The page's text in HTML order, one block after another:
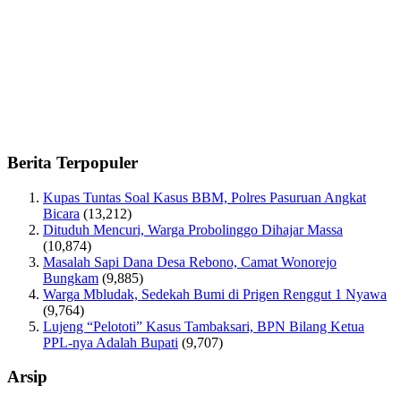
Berita Terpopuler
Kupas Tuntas Soal Kasus BBM, Polres Pasuruan Angkat
Bicara (13,212)
Dituduh Mencuri, Warga Probolinggo Dihajar Massa
(10,874)
Masalah Sapi Dana Desa Rebono, Camat Wonorejo
Bungkam (9,885)
Warga Mbludak, Sedekah Bumi di Prigen Renggut 1 Nyawa
(9,764)
Lujeng “Pelototi” Kasus Tambaksari, BPN Bilang Ketua
PPL-nya Adalah Bupati (9,707)
Arsip